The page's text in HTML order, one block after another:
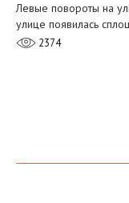
Левые повороты на
улице появилась
2374